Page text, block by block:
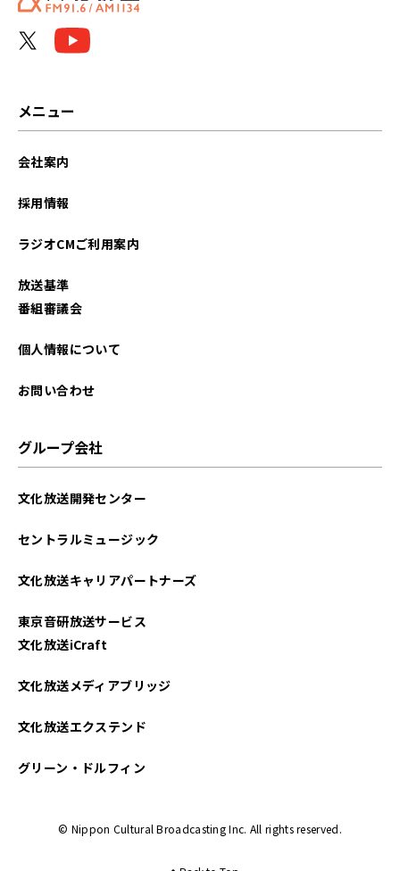
メニュー
会社案内
採用情報
ラジオCMご利用案内
放送基準
番組審議会
個人情報について
お問い合わせ
グループ会社
文化放送開発センター
セントラルミュージック
文化放送キャリアパートナーズ
東京音研放送サービス
文化放送iCraft
文化放送メディアブリッジ
文化放送エクステンド
グリーン・ドルフィン
© Nippon Cultural Broadcasting Inc. All rights reserved.